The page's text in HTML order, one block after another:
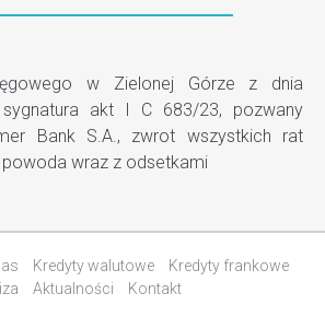
w Zielonej Górze z dnia
sygnatura akt I C 683/23, pozwany
Bank S.A., zwrot wszystkich rat
wraz z odsetkami
Kredyty walutowe
Kredyty frankowe
Aktualności Kontakt